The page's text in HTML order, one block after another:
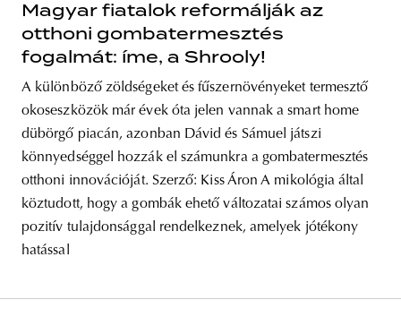
Magyar fiatalok reformálják az
otthoni gombatermesztés
fogalmát: íme, a Shrooly!
A különböző zöldségeket és fűszernövényeket termesztő
okoseszközök már évek óta jelen vannak a smart home
dübörgő piacán, azonban Dávid és Sámuel játszi
könnyedséggel hozzák el számunkra a gombatermesztés
otthoni innovációját. Szerző: Kiss Áron A mikológia által
köztudott, hogy a gombák ehető változatai számos olyan
pozitív tulajdonsággal rendelkeznek, amelyek jótékony
hatással